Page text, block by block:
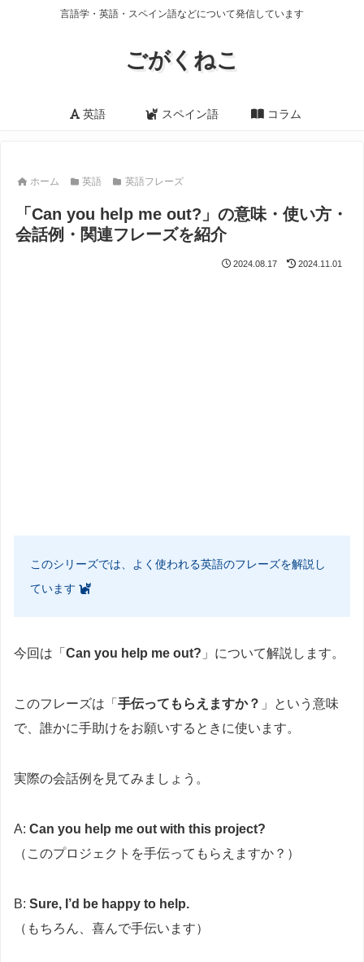
言語学・英語・スペイン語などについて発信しています
ごがくねこ
英語 スペイン語 コラム
ホーム 英語 英語フレーズ
「Can you help me out?」の意味・使い方・
会話例・関連フレーズを紹介
2024.08.17 2024.11.01
このシリーズでは、よく使われる英語のフレーズを解説し
ています
今回は「 Can you help me out? 」について解説します。
このフレーズは「 手伝ってもらえますか？ 」という意味
で、誰かに手助けをお願いするときに使います。
実際の会話例を見てみましょう。
A: Can you help me out with this project?
（このプロジェクトを手伝ってもらえますか？）
B: Sure, I’d be happy to help.
（もちろん、喜んで手伝います）